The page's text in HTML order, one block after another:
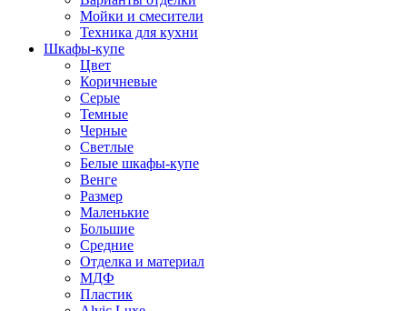
Мойки и смесители
Техника для кухни
Шкафы-купе
Цвет
Коричневые
Серые
Темные
Черные
Светлые
Белые шкафы-купе
Венге
Размер
Маленькие
Большие
Средние
Отделка и материал
МДФ
Пластик